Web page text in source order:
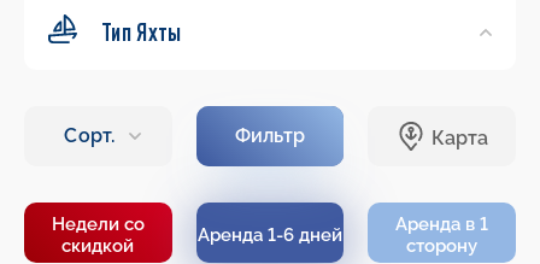
Тип Яхты
Недели со
скидкой
Аренда 1-6 дней
Аренда в 1
сторону